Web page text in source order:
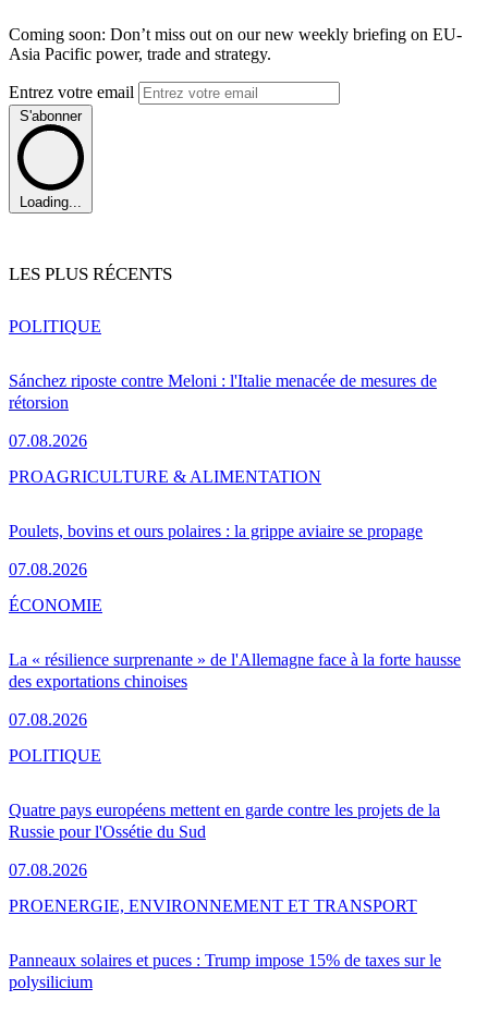
Coming soon: Don’t miss out on our new weekly briefing on EU-
Asia Pacific power, trade and strategy.
Entrez votre email
S'abonner
Loading...
LES PLUS RÉCENTS
Sánchez riposte contre Meloni : l'Italie menacée de mesures de
rétorsion
07.08.2026
POLITIQUE
Poulets, bovins et ours polaires : la grippe aviaire se propage
07.08.2026
PROAGRICULTURE & ALIMENTATION
La « résilience surprenante » de l'Allemagne face à la forte hausse
des exportations chinoises
07.08.2026
ÉCONOMIE
Quatre pays européens mettent en garde contre les projets de la
Russie pour l'Ossétie du Sud
07.08.2026
POLITIQUE
Panneaux solaires et puces : Trump impose 15% de taxes sur le
polysilicium
PROENERGIE, ENVIRONNEMENT ET TRANSPORT